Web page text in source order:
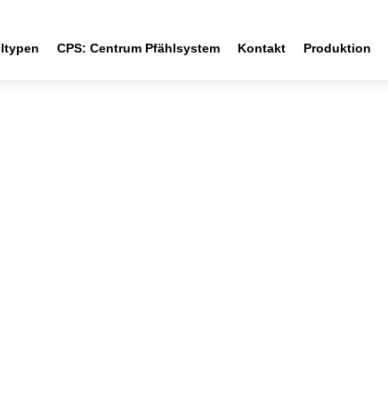
CPS: Centrum Pfählsystem Kontakt Produktion